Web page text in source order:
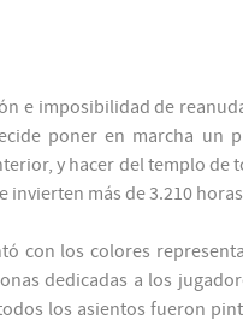
e imposibilidad de
poner en marcha un
y hacer del templo de
invierten más de 3.210
con los colores
dedicadas a los
los asientos fueron